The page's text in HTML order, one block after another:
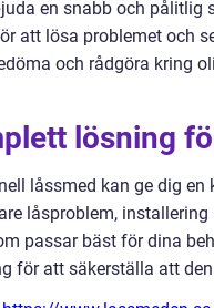
en snabb och
att lösa problemet och
och rådgöra kring
lösning
låssmed kan ge dig
låsproblem,
passar bäst för dina
för att säkerställa att